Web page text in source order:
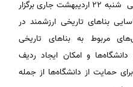
این نشست با محوریت بناهای تاریخی شنبه ۲۲ اردیبهشت جاری برگزار
بناهای تاریخی ارزشمند در
مربوط به بناهای تاریخی
و امکان ایجاد ردیف
حمایت از دانشگاه‌ها از جمله